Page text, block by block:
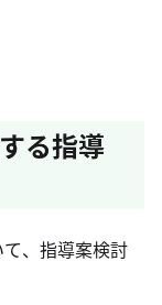
る指導
、指導案検討